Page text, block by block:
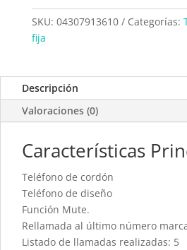
SKU: 04307913610 Categorías:
fija
Descripción
Valoraciones (0)
Características
Teléfono de cordón
Teléfono de diseño
Función Mute.
Rellamada al último número
Listado de llamadas realizadas: 5